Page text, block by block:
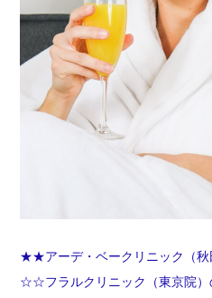
★★アーデ・ベークリニック（
☆☆フラルクリニック（東京院